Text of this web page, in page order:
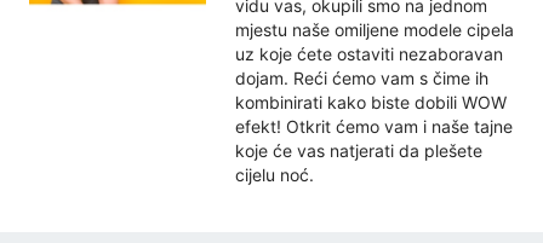
vidu vas, okupili smo na jednom
mjestu naše omiljene modele cipela
uz koje ćete ostaviti nezaboravan
dojam. Reći ćemo vam s čime ih
kombinirati kako biste dobili WOW
efekt! Otkrit ćemo vam i naše tajne
koje će vas natjerati da plešete
cijelu noć.